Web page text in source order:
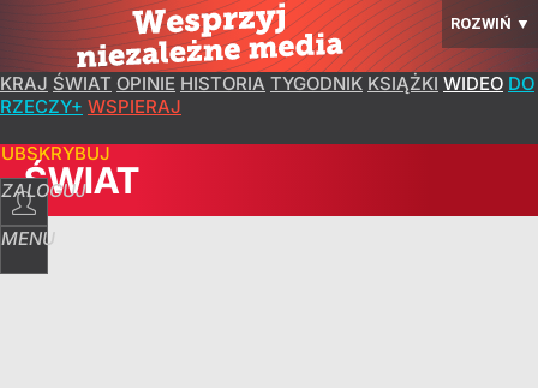
ROZWIŃ ▼
KRAJ ŚWIAT OPINIE HISTORIA TYGODNIK KSIĄŻKI WIDEO DO
RZECZY+ WSPIERAJ
ZALOGUJ
MENU
ŚWIAT